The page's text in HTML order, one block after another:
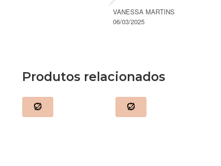
VANESSA MARTINS
06/03/2025
Produtos relacionados